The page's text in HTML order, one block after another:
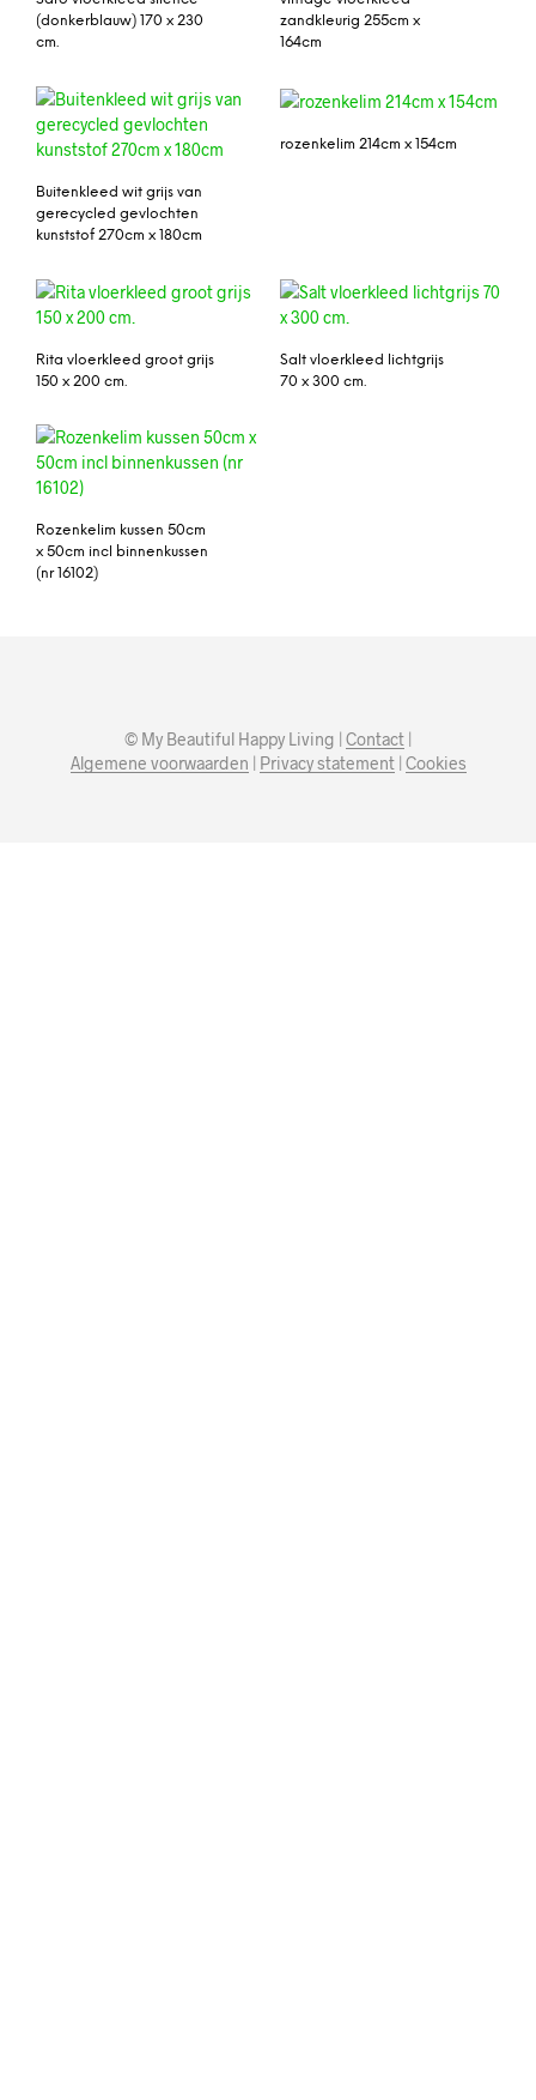
(donkerblauw) 170 x 230
cm.
zandkleurig 255cm x
164cm
Buitenkleed wit grijs van
gerecycled gevlochten
kunststof 270cm x 180cm
rozenkelim 214cm x 154cm
Rita vloerkleed groot grijs
150 x 200 cm.
Salt vloerkleed lichtgrijs
70 x 300 cm.
Rozenkelim kussen 50cm
x 50cm incl binnenkussen
(nr 16102)
© My Beautiful Happy Living | Contact |
Algemene voorwaarden | Privacy statement| Cookies